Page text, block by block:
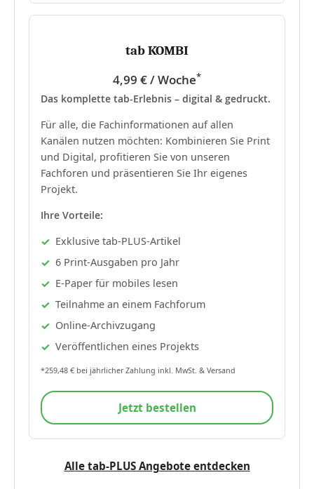
tab KOMBI
4,99 € / Woche*
Das komplette tab-Erlebnis – digital & gedruckt.
Für alle, die Fachinformationen auf allen
Kanälen nutzen möchten: Kombinieren Sie Print
und Digital, profitieren Sie von unseren
Fachforen und präsentieren Sie Ihr eigenes
Projekt.
Ihre Vorteile:
Exklusive tab-PLUS-Artikel
6 Print-Ausgaben pro Jahr
E-Paper für mobiles lesen
Teilnahme an einem Fachforum
Online-Archivzugang
Veröffentlichen eines Projekts
*259,48 € bei jährlicher Zahlung inkl. MwSt. & Versand
Jetzt bestellen
Alle tab-PLUS Angebote entdecken